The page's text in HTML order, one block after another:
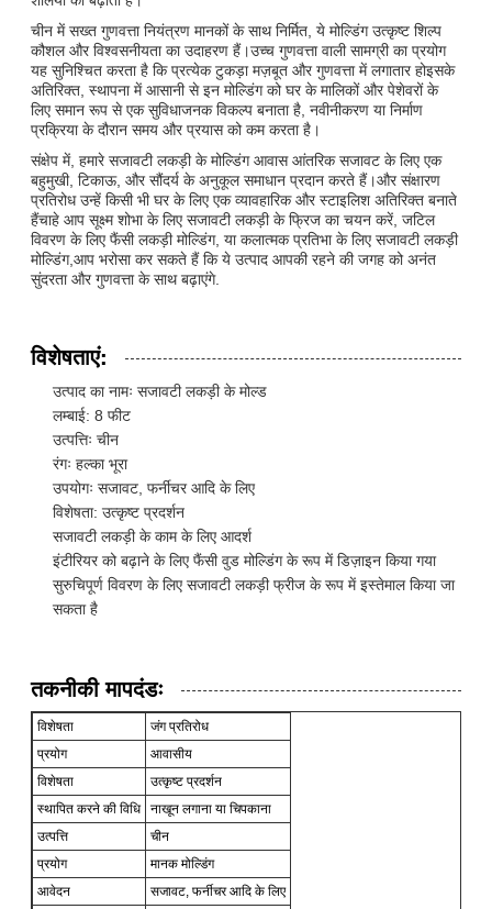
चीन में सख्त गुणवत्ता नियंत्रण मानकों के साथ निर्मित, ये मोल्डिंग उत्कृष्ट शिल्प
कौशल और विश्वसनीयता का उदाहरण हैं।उच्च गुणवत्ता वाली सामग्री का प्रयोग
यह सुनिश्चित करता है कि प्रत्येक टुकड़ा मज़बूत और गुणवत्ता में लगातार होइसके
अतिरिक्त, स्थापना में आसानी से इन मोल्डिंग को घर के मालिकों और पेशेवरों के
लिए समान रूप से एक सुविधाजनक विकल्प बनाता है, नवीनीकरण या निर्माण
प्रक्रिया के दौरान समय और प्रयास को कम करता है।
संक्षेप में, हमारे सजावटी लकड़ी के मोल्डिंग आवास आंतरिक सजावट के लिए एक
बहुमुखी, टिकाऊ, और सौंदर्य के अनुकूल समाधान प्रदान करते हैं।और संक्षारण
प्रतिरोध उन्हें किसी भी घर के लिए एक व्यावहारिक और स्टाइलिश अतिरिक्त बनाते
हैंचाहे आप सूक्ष्म शोभा के लिए सजावटी लकड़ी के फ्रिज का चयन करें, जटिल
विवरण के लिए फैंसी लकड़ी मोल्डिंग, या कलात्मक प्रतिभा के लिए सजावटी लकड़ी
मोल्डिंग,आप भरोसा कर सकते हैं कि ये उत्पाद आपकी रहने की जगह को अनंत
सुंदरता और गुणवत्ता के साथ बढ़ाएंगे.
विशेषताएं:
उत्पाद का नामः सजावटी लकड़ी के मोल्ड
लम्बाई: 8 फीट
उत्पत्तिः चीन
रंगः हल्का भूरा
उपयोगः सजावट, फर्नीचर आदि के लिए
विशेषता: उत्कृष्ट प्रदर्शन
सजावटी लकड़ी के काम के लिए आदर्श
इंटीरियर को बढ़ाने के लिए फैंसी वुड मोल्डिंग के रूप में डिज़ाइन किया गया
सुरुचिपूर्ण विवरण के लिए सजावटी लकड़ी फ्रीज के रूप में इस्तेमाल किया जा
सकता है
तकनीकी मापदंडः
विशेषता
जंग प्रतिरोध
प्रयोग
आवासीय
विशेषता
उत्कृष्ट प्रदर्शन
स्थापित करने की विधि
नाखून लगाना या चिपकाना
उत्पत्ति
चीन
प्रयोग
मानक मोल्डिंग
आवेदन
सजावट, फर्नीचर आदि के लिए